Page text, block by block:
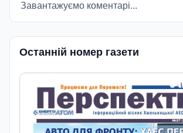
Завантажуємо коментарі...
Останній номер газети